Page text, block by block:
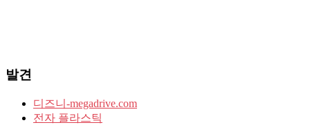
발견
디즈니-megadrive.com
전자 플라스틱